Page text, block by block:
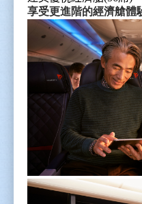
享受更進階的經濟艙體